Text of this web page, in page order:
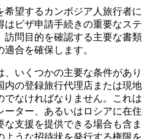
希望するカンボジア人旅行者に
はビザ申請手続きの重要なステ
訪問目的を確認する主要な書類
合を確保します。
いくつかの主要な条件があり
内の登録旅行代理店または現地
でなければなりません。これは
ーター、あるいはロシアに在住
支援を提供できる場合も含ま
ような招待状を発行する権限を